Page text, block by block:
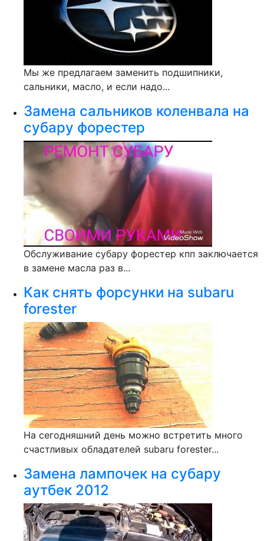
Мы же предлагаем заменить подшипники,
сальники, масло, и если надо...
Замена сальников коленвала на
субару форестер
Обслуживание субару форестер кпп заключается
в замене масла раз в...
Как снять форсунки на subaru
forester
На сегодняшний день можно встретить много
счастливых обладателей subaru forester...
Замена лампочек на субару
аутбек 2012